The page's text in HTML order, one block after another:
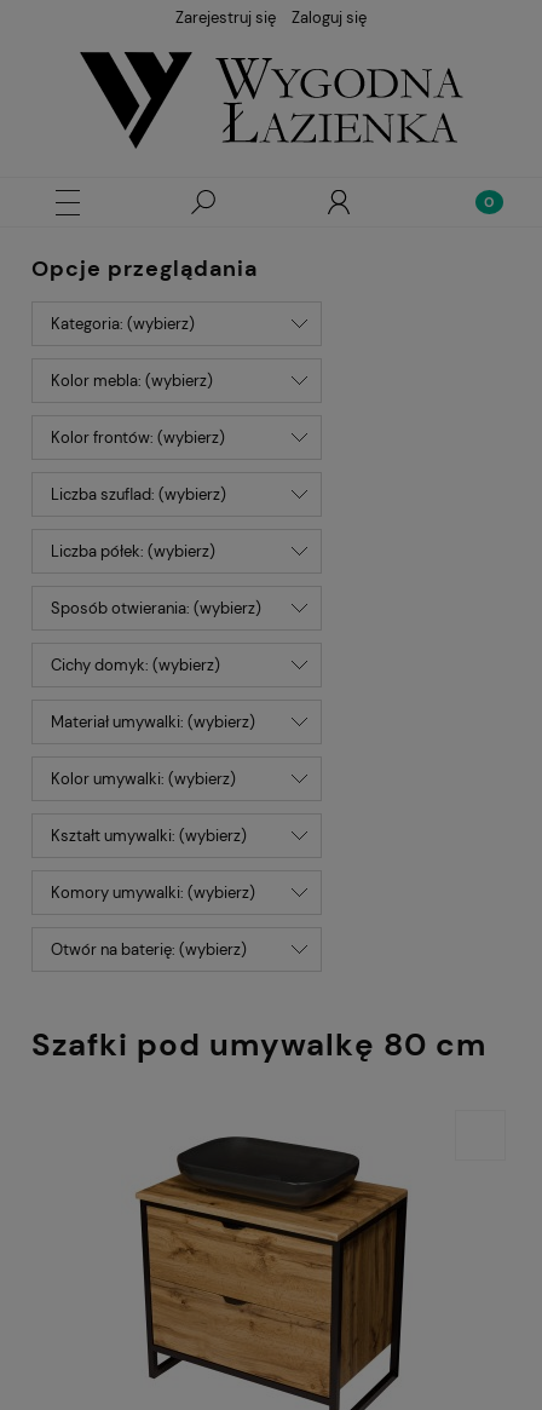
Zarejestruj się Zaloguj się
Opcje przeglądania
Kategoria: (wybierz)
Kolor mebla: (wybierz)
Kolor frontów: (wybierz)
Liczba szuflad: (wybierz)
Liczba półek: (wybierz)
Sposób otwierania: (wybierz)
Cichy domyk: (wybierz)
Materiał umywalki: (wybierz)
Kolor umywalki: (wybierz)
Kształt umywalki: (wybierz)
Komory umywalki: (wybierz)
Otwór na baterię: (wybierz)
Szafki pod umywalkę 80 cm